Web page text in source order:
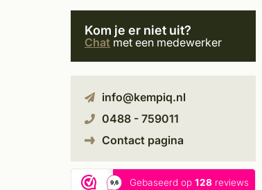
Kom je er niet uit?
Chat met een medewerker
info@kempiq.nl
0488 - 759011
Contact pagina